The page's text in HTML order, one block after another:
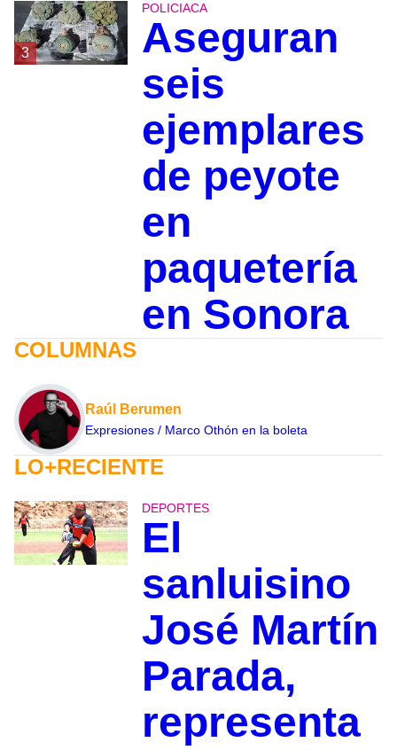
3
POLICIACA
Aseguran
seis
ejemplares
de peyote
en
paquetería
en Sonora
COLUMNAS
Raúl Berumen
Expresiones / Marco Othón en la boleta
LO+RECIENTE
DEPORTES
El
sanluisino
José Martín
Parada,
representa